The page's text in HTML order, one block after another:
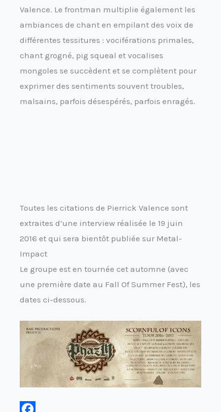
Valence. Le frontman multiplie également les
ambiances de chant en empilant des voix de
différentes tessitures : vociférations primales,
chant grogné, pig squeal et vocalises
mongoles se succèdent et se complètent pour
exprimer des sentiments souvent troubles,
malsains, parfois désespérés, parfois enragés.
Toutes les citations de Pierrick Valence sont
extraites d’une interview réalisée le 19 juin
2016 et qui sera bientôt publiée sur Metal-
Impact
Le groupe est en tournée cet automne (avec
une première date au Fall Of Summer Fest), les
dates ci-dessous.